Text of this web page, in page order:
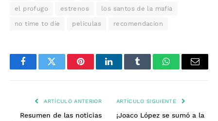
el profugo estrenos los santos de la mafia
no time to die peliculas recomendacion
FacebookTwitter PinterestLinkedInTumblr WhatsAppEmail
ARTÍCULO ANTERIOR
Resumen de las noticias
ARTÍCULO SIGUIENTE
¡Joaco López se sumó a la